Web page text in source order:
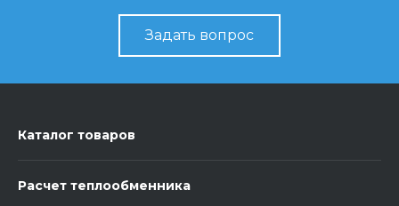
Задать вопрос
Каталог товаров
Расчет теплообменника